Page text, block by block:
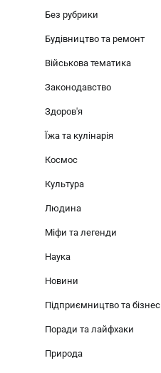
Без рубрики
Будівництво та ремонт
Військова тематика
Законодавство
Здоров'я
Їжа та кулінарія
Космос
Культура
Людина
Міфи та легенди
Наука
Новини
Підприємництво та бізнес
Поради та лайфхаки
Природа